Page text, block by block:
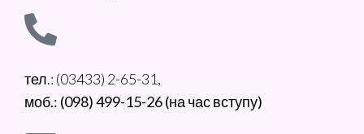
тел.: (03433) 2-65-31,
моб.: (098) 499-15-26 (на час вступу)